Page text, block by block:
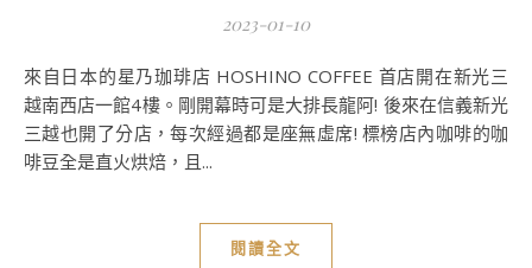
2023-01-10
來自日本的星乃珈琲店 HOSHINO COFFEE 首店開在新光三
越南西店一館4樓。剛開幕時可是大排長龍阿! 後來在信義新光
三越也開了分店，每次經過都是座無虛席! 標榜店內咖啡的咖
啡豆全是直火烘焙，且...
閱讀全文